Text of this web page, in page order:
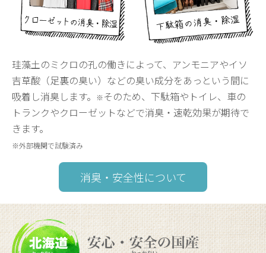
珪藻土のミクロの孔の働きによって、アンモニアやイソ
吉草酸（足裏の臭い）などの臭い成分をあっという間に
吸着し消臭します。
※そのため、下駄箱やトイレ、車の
トランクやクローゼットなどで消臭・速乾効果が期待で
きます。
※外部機関で試験済み
消臭・安全性について